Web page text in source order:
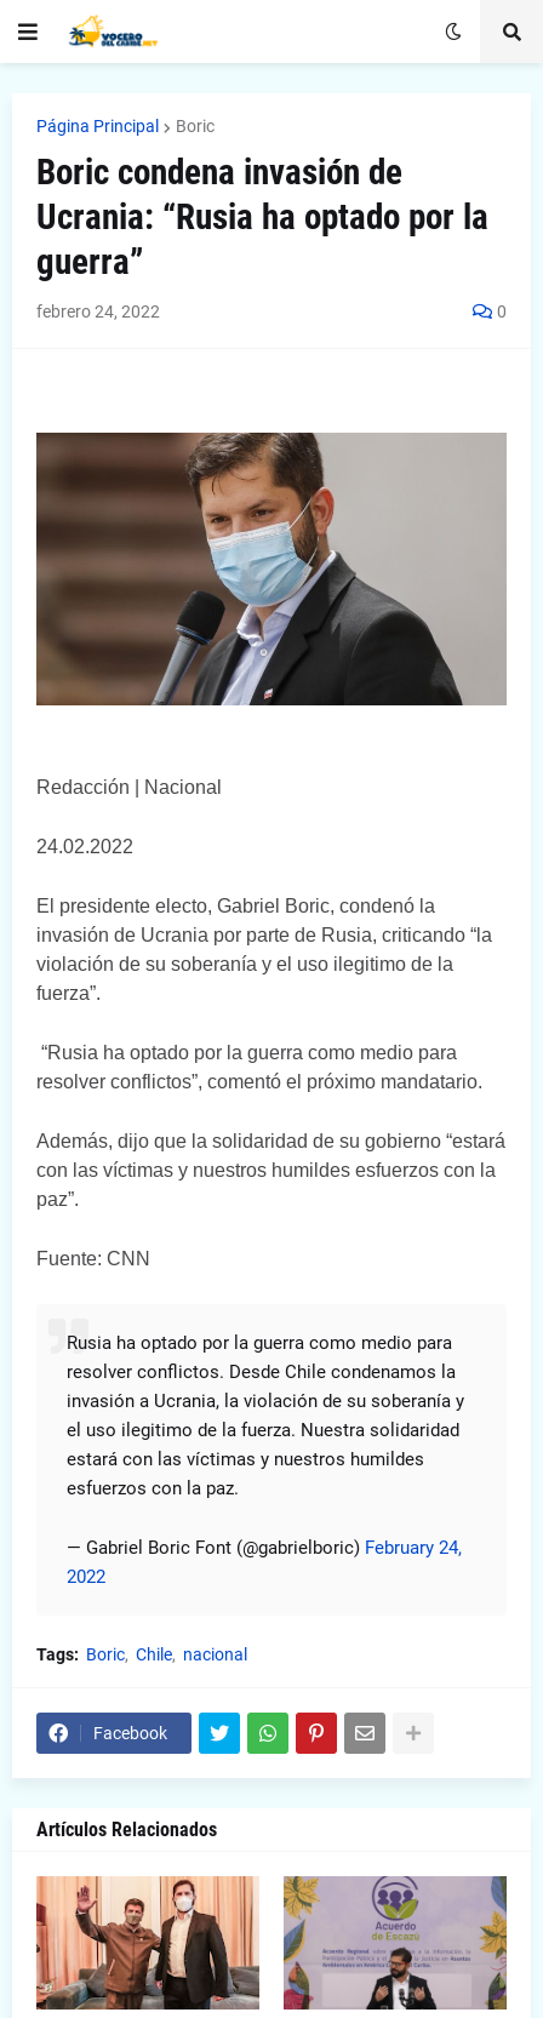
Página Principal Boric
Boric condena invasión de
Ucrania: “Rusia ha optado por la
guerra”
febrero 24, 2022 0
Redacción | Nacional
24.02.2022
El presidente electo, Gabriel Boric, condenó la
invasión de Ucrania por parte de Rusia, criticando “la
violación de su soberanía y el uso ilegitimo de la
fuerza”.
“Rusia ha optado por la guerra como medio para
resolver conflictos”, comentó el próximo mandatario.
Además, dijo que la solidaridad de su gobierno “estará
con las víctimas y nuestros humildes esfuerzos con la
paz”.
Fuente: CNN
Rusia ha optado por la guerra como medio para
resolver conflictos. Desde Chile condenamos la
invasión a Ucrania, la violación de su soberanía y
el uso ilegitimo de la fuerza. Nuestra solidaridad
estará con las víctimas y nuestros humildes
esfuerzos con la paz.
— Gabriel Boric Font (@gabrielboric) February 24,
2022
Tags: Boric Chile nacional
Facebook
Artículos Relacionados